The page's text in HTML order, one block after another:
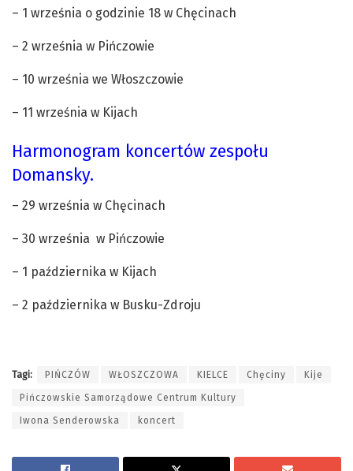
– 1 września o godzinie 18 w Chęcinach
– 2 września w Pińczowie
– 10 września we Włoszczowie
– 11 września w Kijach
Harmonogram koncertów zespołu
Domansky.
– 29 września w Chęcinach
– 30 września w Pińczowie
– 1 października w Kijach
– 2 października w Busku-Zdroju
Tagi: PIŃCZÓW WŁOSZCZOWA KIELCE Chęciny Kije
Pińczowskie Samorządowe Centrum Kultury
Iwona Senderowska koncert